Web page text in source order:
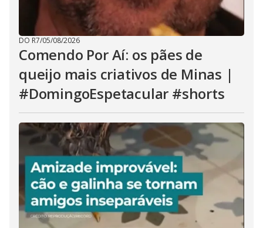
DO R7/05/08/2026
Comendo Por Aí: os pães de
queijo mais criativos de Minas |
#DomingoEspetacular #shorts